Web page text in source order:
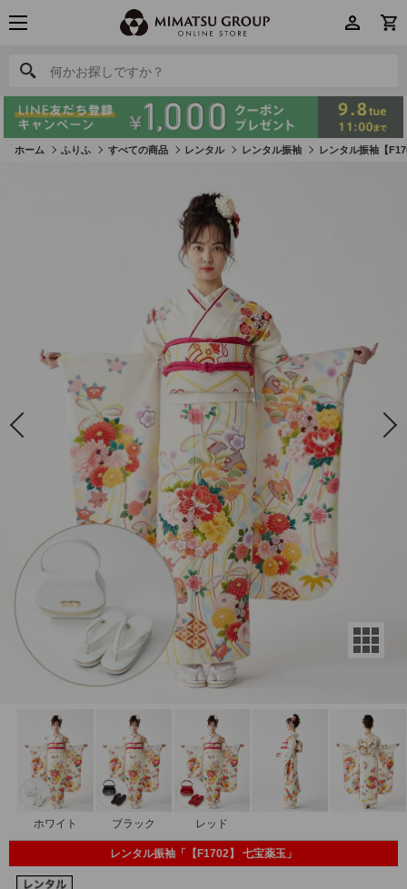
何かお探しですか？
何かお探しですか？
ホーム ふりふ すべての商品 レンタル レンタル振袖 レンタル振袖【
ホワイト ブラック レッド
レンタル振袖「【F1702】 七宝薬玉」